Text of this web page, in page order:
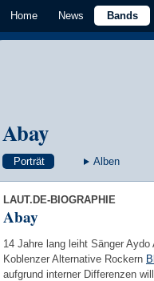
Home News Bands
Abay
Porträt Alben
LAUT.DE-BIOGRAPHIE
Abay
14 Jahre lang leiht Sänger
Koblenzer Alternative Rockern
aufgrund interner Differenzen